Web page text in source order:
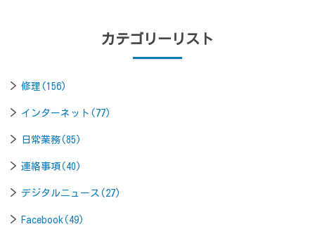
カテゴリーリスト
修理(156)
インターネット(77)
日常業務(85)
連絡事項(40)
デジタルニュース(27)
Facebook(49)